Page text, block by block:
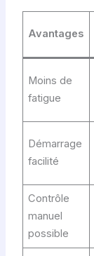
Avantages
Moins de
fatigue
Démarrage
facilité
Contrôle
manuel
possible